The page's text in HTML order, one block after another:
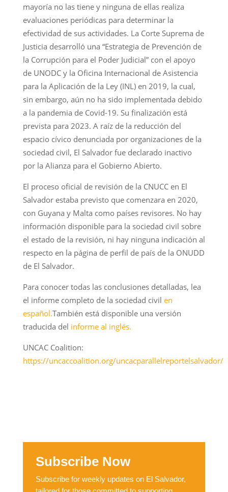
mayoría no las tiene y ninguna de ellas realiza
evaluaciones periódicas para determinar la
efectividad de sus actividades. La Corte Suprema de
Justicia desarrolló una “Estrategia de Prevención de
la Corrupción para el Poder Judicial” con el apoyo
de UNODC y la Oficina Internacional de Asistencia
para la Aplicación de la Ley (INL) en 2019, la cual,
sin embargo, aún no ha sido implementada debido
a la pandemia de Covid-19. Su finalización está
prevista para 2023. A raíz de la reducción del
espacio cívico denunciada por organizaciones de la
sociedad civil, El Salvador fue declarado inactivo
por la Alianza para el Gobierno Abierto.
El proceso oficial de revisión de la CNUCC en El
Salvador estaba previsto que comenzara en 2020,
con Guyana y Malta como países revisores. No hay
información disponible para la sociedad civil sobre
el estado de la revisión, ni hay ninguna indicación al
respecto en la página de perfil de país de la ONUDD
de El Salvador.
Para conocer todas las conclusiones detalladas, lea
el informe completo de la sociedad civil en
español.También está disponible una versión
traducida del informe al inglés.
UNCAC Coalition:
https://uncaccoalition.org/uncacparallelreportelsalvador/
Subscribe Now
Subscribe for weekly updates on El Salvador,